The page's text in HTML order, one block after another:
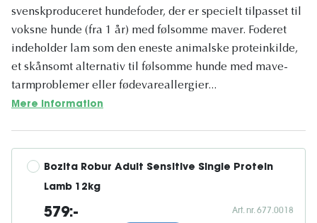
svenskproduceret hundefoder, der er specielt tilpasset til
voksne hunde (fra 1 år) med følsomme maver. Foderet
indeholder lam som den eneste animalske proteinkilde,
et skånsomt alternativ til følsomme hunde med mave-
tarmproblemer eller fødevareallergier...
Mere information
Bozita Robur Adult Sensitive Single Protein
Lamb 12kg
579:- Art. nr. 677.0018